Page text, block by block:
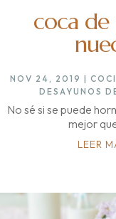
coca de
NOV 24, 2019 |
DESAYUNOS
No sé si se puede
mejor
LEER